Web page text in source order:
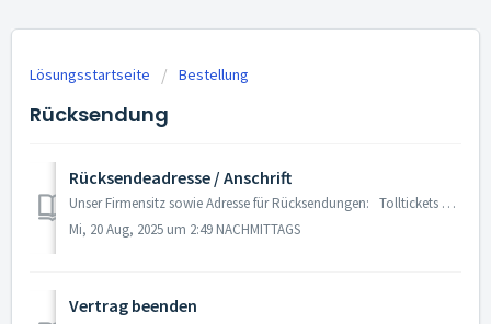
Lösungsstartseite Bestellung
Rücksendung
Rücksendeadresse / Anschrift
Unser Firmensitz sowie Adresse für Rücksendungen: Tolltickets GmbH Kaiserstraße 28 83022 Rosenheim Deutschland
Mi, 20 Aug, 2025 um 2:49 NACHMITTAGS
Vertrag beenden